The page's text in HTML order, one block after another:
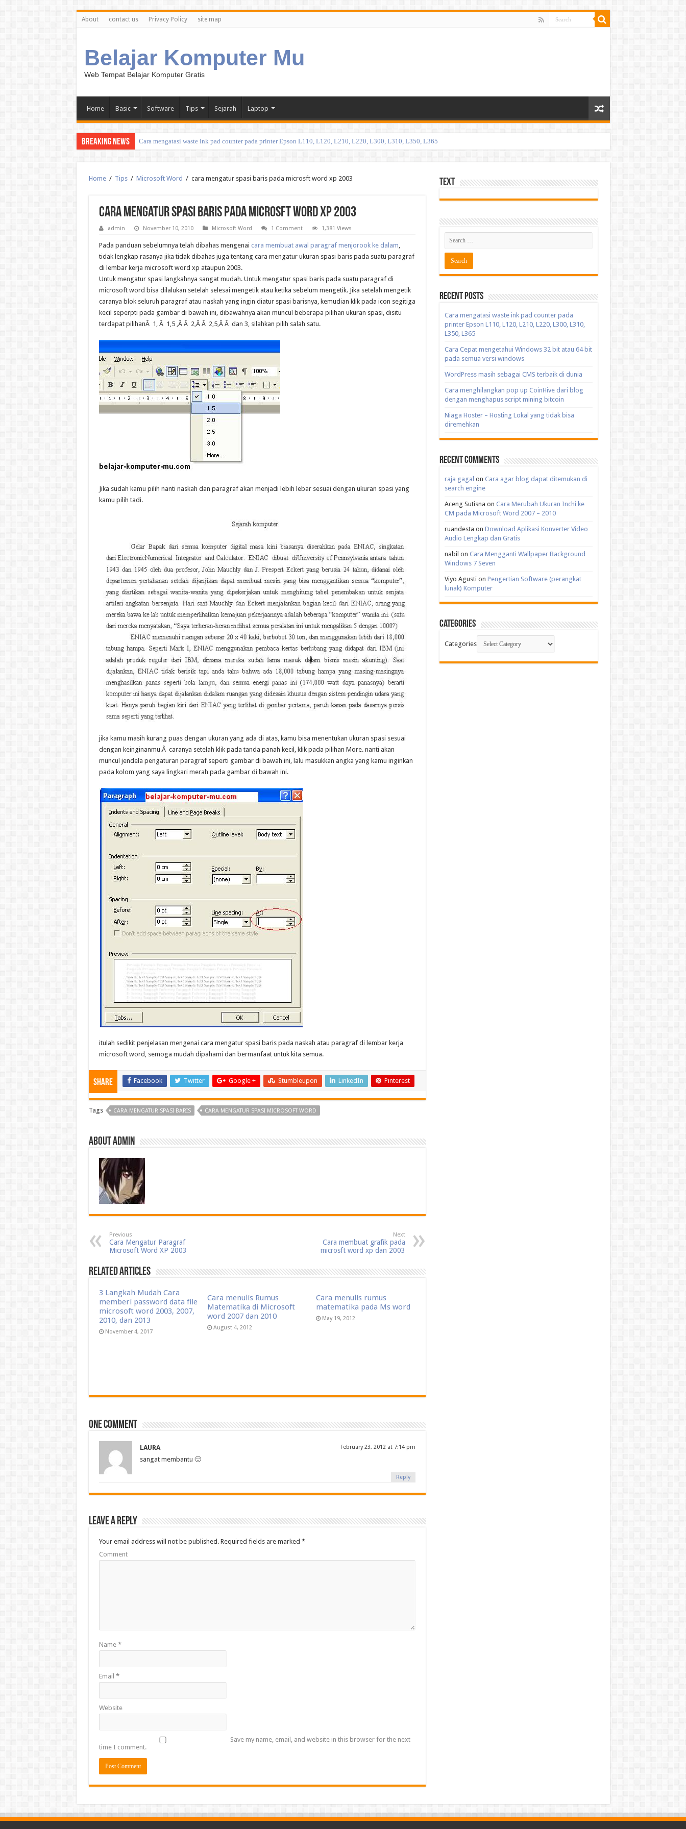
About contact us Privacy Policy site map
Belajar Komputer Mu
Web Tempat Belajar Komputer Gratis
Home Basic Software Tips Sejarah Laptop
Breaking News Cara mengatasi waste ink pad counter pada printer Epson L110, L120, L210, L220, L300, L310, L350, L365
Home / Tips / Microsoft Word / cara mengatur spasi baris pada microsft word xp 2003
cara mengatur spasi baris pada microsft word xp 2003
admin November 10, 2010 Microsoft Word 1 Comment 1,381 Views
Pada panduan sebelumnya telah dibahas mengenai cara membuat awal paragraf menjorook ke dalam,
tidak lengkap rasanya jika tidak dibahas juga tentang cara mengatur ukuran spasi baris pada suatu paragraf
di lembar kerja microsoft word xp ataupun 2003.
Untuk mengatur spasi langkahnya sangat mudah. Untuk mengatur spasi baris pada suatu paragraf di
microsoft word bisa dilalukan setelah selesai mengetik atau ketika sebelum mengetik. Jika setelah mengetik
caranya blok seluruh paragraf atau naskah yang ingin diatur spasi barisnya, kemudian klik pada icon segitiga
kecil seperpti pada gambar di bawah ini, dibawahnya akan muncul beberapa pilihan ukuran spasi, disitu
terdapat pilihanÂ 1, Â 1,5 ,Â Â 2,Â Â 2,5,Â Â dan 3, silahkan pilih salah satu.
Jika sudah kamu pilih nanti naskah dan paragraf akan menjadi lebih lebar sesuai dengan ukuran spasi yang
kamu pilih tadi.
jika kamu masih kurang puas dengan ukuran yang ada di atas, kamu bisa menentukan ukuran spasi sesuai
dengan keinginanmu.Â caranya setelah klik pada tanda panah kecil, klik pada pilihan More. nanti akan
muncul jendela pengaturan paragraf seperti gambar di bawah ini, lalu masukkan angka yang kamu inginkan
pada kolom yang saya lingkari merah pada gambar di bawah ini.
itulah sedikit penjelasan mengenai cara mengatur spasi baris pada naskah atau paragraf di lembar kerja
microsoft word, semoga mudah dipahami dan bermanfaat untuk kita semua.
Share Facebook Twitter Google + Stumbleupon LinkedIn Pinterest
Tags CARA MENGATUR SPASI BARIS CARA MENGATUR SPASI MICROSOFT WORD
About admin
Previous
Cara Mengatur Paragraf
Microsoft Word XP 2003
Next
Cara membuat grafik pada
microsft word xp dan 2003
Related Articles
3 Langkah Mudah Cara
memberi password data file
microsoft word 2003, 2007,
2010, dan 2013
November 4, 2017
Cara menulis Rumus
Matematika di Microsoft
word 2007 dan 2010
August 4, 2012
Cara menulis rumus
matematika pada Ms word
May 19, 2012
One comment
LAURA February 23, 2012 at 7:14 pm
sangat membantu 🙂
Reply
Leave a Reply
Your email address will not be published.Required fields are marked *
Comment
Name *
Email *
Website
Save my name, email, and website in this browser for the next
time I comment.
Text
Recent Posts
Cara mengatasi waste ink pad counter pada
printer Epson L110, L120, L210, L220, L300, L310,
L350, L365
Cara Cepat mengetahui Windows 32 bit atau 64 bit
pada semua versi windows
WordPress masih sebagai CMS terbaik di dunia
Cara menghilangkan pop up CoinHive dari blog
dengan menghapus script mining bitcoin
Niaga Hoster – Hosting Lokal yang tidak bisa
diremehkan
Recent Comments
raja gagal on Cara agar blog dapat ditemukan di
search engine
Aceng Sutisna on Cara Merubah Ukuran Inchi ke
CM pada Microsoft Word 2007 – 2010
ruandesta on Download Aplikasi Konverter Video
Audio Lengkap dan Gratis
nabil on Cara Mengganti Wallpaper Background
Windows 7 Seven
Viyo Agusti on Pengertian Software (perangkat
lunak) Komputer
Categories
Categories